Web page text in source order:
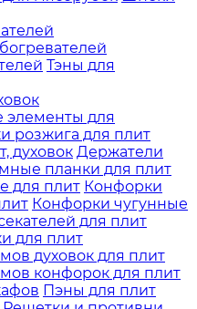
Тэны для
элементы для
розжига для плит
духовок Держатели
планки для плит
для плит Конфорки
Конфорки чугунные
для плит
для плит
духовок для плит
конфорок для плит
Пэны для плит